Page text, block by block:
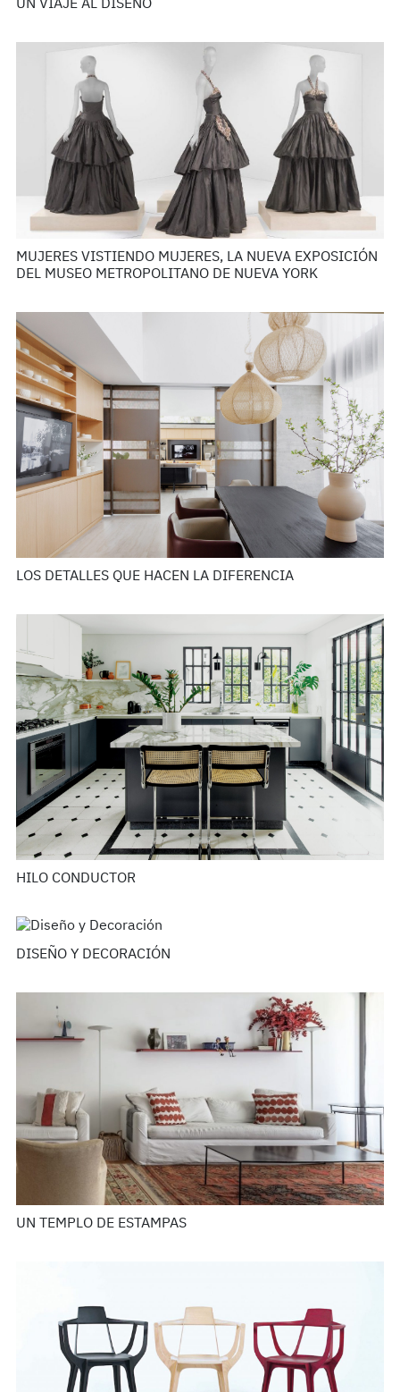
UN VIAJE AL DISEÑO
MUJERES VISTIENDO MUJERES, LA NUEVA EXPOSICIÓN
DEL MUSEO METROPOLITANO DE NUEVA YORK
LOS DETALLES QUE HACEN LA DIFERENCIA
HILO CONDUCTOR
DISEÑO Y DECORACIÓN
UN TEMPLO DE ESTAMPAS